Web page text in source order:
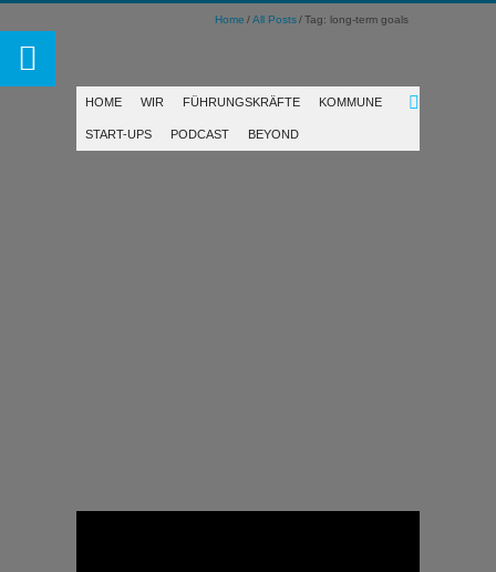
Home All Posts Tag: long-term goals
HOME WIR FÜHRUNGSKRÄFTE KOMMUNE
START-UPS PODCAST BEYOND